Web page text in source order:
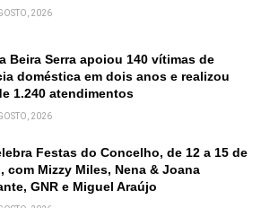
2026
Beira Serra apoiou 140 vítimas de
doméstica em dois anos e realizou
1.240 atendimentos
2026
Festas do Concelho, de 12 a 15 de
com Mizzy Miles, Nena & Joana
GNR e Miguel Araújo